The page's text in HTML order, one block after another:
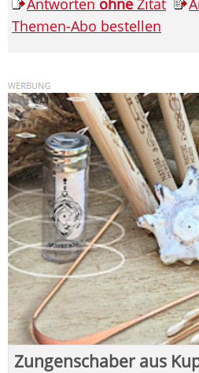
Antworten ohne Zitat
Themen-Abo bestellen
Zungenschaber aus